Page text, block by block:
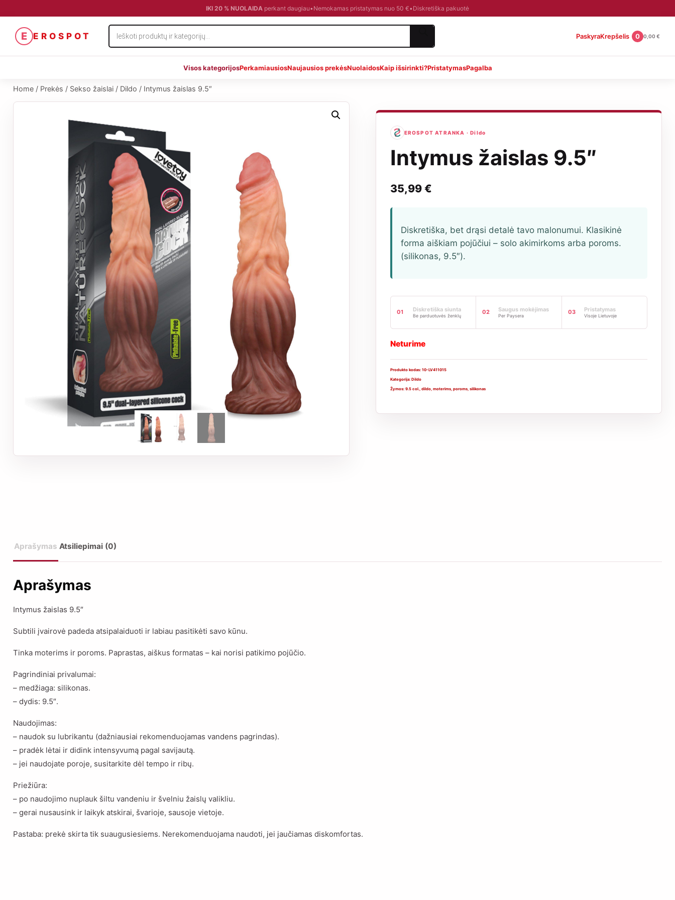
IKI 20 % NUOLAIDA perkant daugiau• Nemokamas pristatymas nuo 50 €• Diskretiška pakuotė
E EROSPOT
Products
search
PaskyraKrepšelis 0 0,00 €
Visos kategorijosPerkamiausiosNaujausios prekėsNuolaidosKaip išsirinkti?PristatymasPagalba
Home / Prekės / Sekso žaislai / Dildo / Intymus žaislas 9.5″
EROSPOT ATRANKA · Dildo
Intymus žaislas 9.5″
35,99€
Diskretiška, bet drąsi detalė tavo malonumui. Klasikinė
forma aiškiam pojūčiui – solo akimirkoms arba poroms.
(silikonas, 9.5″).
01 Diskretiška siunta
Be parduotuvės ženklų 02 Saugus mokėjimas
Per Paysera 03 Pristatymas
Visoje Lietuvoje
Neturime
Produkto kodas: 10-LV411015
Kategorija: Dildo
Žymos: 9.5 col., dildo, moterims, poroms, silikonas
Aprašymas Atsiliepimai (0)
Aprašymas
Intymus žaislas 9.5″
Subtili įvairovė padeda atsipalaiduoti ir labiau pasitikėti savo kūnu.
Tinka moterims ir poroms. Paprastas, aiškus formatas – kai norisi patikimo pojūčio.
Pagrindiniai privalumai:
– medžiaga: silikonas.
– dydis: 9.5″.
Naudojimas:
– naudok su lubrikantu (dažniausiai rekomenduojamas vandens pagrindas).
– pradėk lėtai ir didink intensyvumą pagal savijautą.
– jei naudojate poroje, susitarkite dėl tempo ir ribų.
Priežiūra:
– po naudojimo nuplauk šiltu vandeniu ir švelniu žaislų valikliu.
– gerai nusausink ir laikyk atskirai, švarioje, sausoje vietoje.
Pastaba: prekė skirta tik suaugusiesiems. Nerekomenduojama naudoti, jei jaučiamas diskomfortas.